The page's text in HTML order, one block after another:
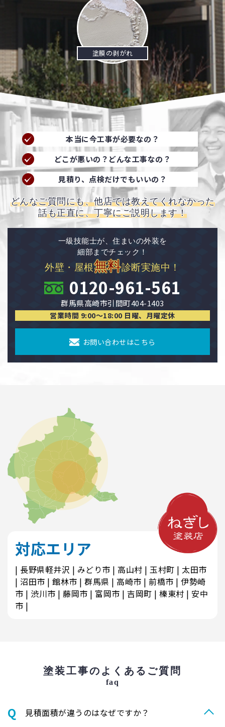
塗膜の剥がれ
本当に今工事が必要なの？
どこが悪いの？どんな工事なの？
見積り、点検だけでもいいの？
どんなご質問にも、他店では教えてくれなかった
話も正直に、丁寧にご説明します！
一級技能士が、住まいの外装を
細部までチェック！
外壁・屋根無料診断実施中！
0120-961-561
群馬県高崎市引間町404-1403
営業時間 9:00〜18:00 日曜、月曜定休
お問い合わせはこちら
対応エリア
長野県軽井沢 みどり市 高山村 玉村町
太田市
沼田市
館林市 群馬県 高崎市 前橋市
伊勢崎
市
渋川市 藤岡市 富岡市 吉岡町 榛東村
安中
市
塗装工事のよくあるご質問
faq
⾒積⾯積が違うのはなぜですか？